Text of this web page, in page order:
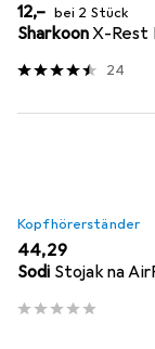
EUR
12,– bei 2 Stück
SharkoonX-Rest
24
Kopfhörerständer
EUR
44,29
Sodi Stojak na